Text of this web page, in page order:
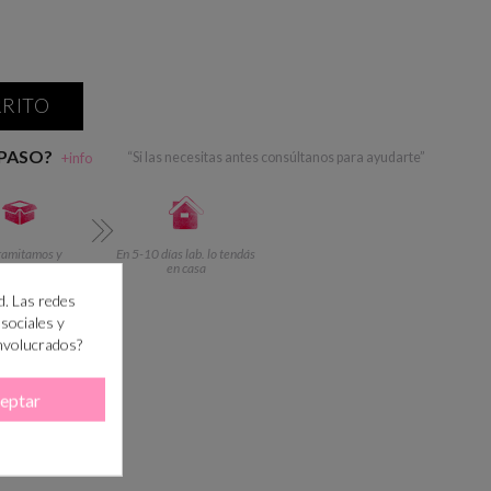
+info “Si las necesitas antes consúltanos para ayudarte”
y
En 5-10 días lab. lo tendás
en casa
Las redes
y